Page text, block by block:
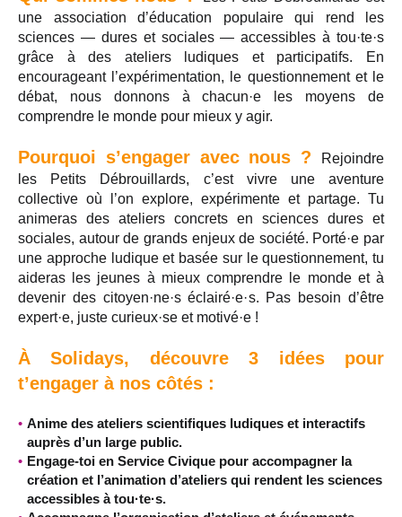
une association d’éducation populaire qui rend les
sciences — dures et sociales — accessibles à tou·te·s
grâce à des ateliers ludiques et participatifs. En
encourageant l’expérimentation, le questionnement et le
débat, nous donnons à chacun·e les moyens de
comprendre le monde pour mieux y agir.
Pourquoi s’engager avec nous ?
Rejoindre
les Petits Débrouillards, c’est vivre une aventure
collective où l’on explore, expérimente et partage. Tu
animeras des ateliers concrets en sciences dures et
sociales, autour de grands enjeux de société. Porté·e par
une approche ludique et basée sur le questionnement, tu
aideras les jeunes à mieux comprendre le monde et à
devenir des citoyen·ne·s éclairé·e·s. Pas besoin d’être
expert·e, juste curieux·se et motivé·e !
À Solidays, découvre 3 idées pour
t’engager à nos côtés :
Anime des ateliers scientifiques ludiques et interactifs
auprès d’un large public.
Engage-toi en Service Civique pour accompagner la
création et l’animation d’ateliers qui rendent les sciences
accessibles à tou·te·s.